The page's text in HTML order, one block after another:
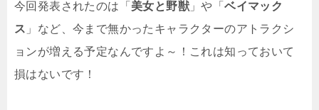
今回発表されたのは「 美女と野獣 」や「ベイマック
ス 」など、今まで無かったキャラクターのアトラクシ
ョンが増える予定なんですよ～！これは知っておいて
損はないです！